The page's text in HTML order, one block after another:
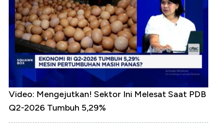
Video: Mengejutkan! Sektor Ini Melesat Saat PDB
Q2-2026 Tumbuh 5,29%